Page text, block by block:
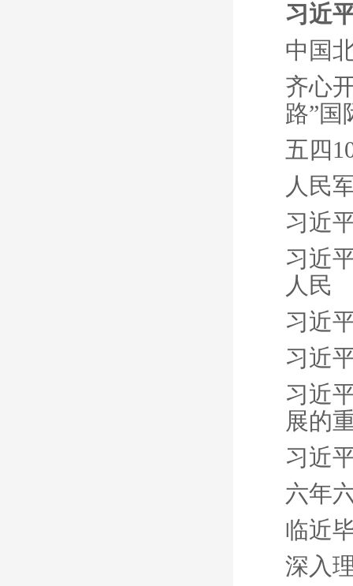
习近
中国
齐心
路”国
五四
人民
习近
习近
人民
习近
习近
习近
展的
习近
六年
临近
深入